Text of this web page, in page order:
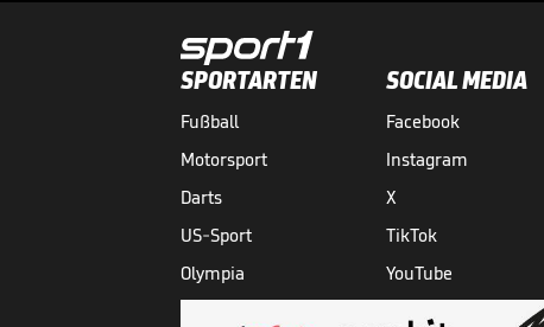
SPORTARTEN
Fußball
Motorsport
Darts
US-Sport
Olympia
SOCIAL MEDIA
Facebook
Instagram
X
TikTok
YouTube